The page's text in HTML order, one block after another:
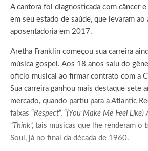
A cantora foi diagnosticada com câncer
em seu estado de saúde, que levaram ao
aposentadoria em 2017.
Aretha Franklin começou sua carreira
música gospel. Aos 18 anos saiu do
oficio musical ao firmar contrato com a
Sua carreira ganhou mais destaque sete
mercado, quando partiu para a Atlantic
faixas “Respect“, “(You Make Me Feel
“ Think“, tais musicas que lhe renderam o
Soul, já no final da década de 1960.